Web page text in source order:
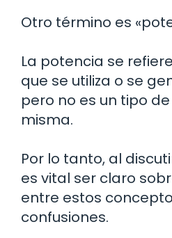
Otro término es
La potencia se
que se utiliza o se
pero no es un tipo
misma.
Por lo tanto, al
es vital ser claro
entre estos
confusiones.